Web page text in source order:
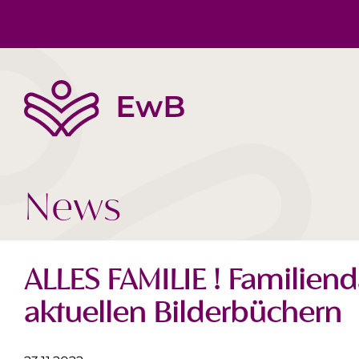
News
ALLES FAMILIE !
aktuellen Bilderbüchern